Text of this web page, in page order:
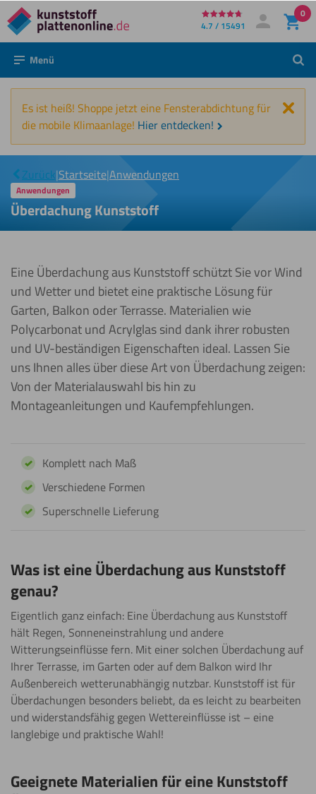
Direkt
zum
Inhalt
4.7 / 15491 Mein Konto
Anmelden
0
Menü
Es ist heiß! Shoppe jetzt eine Fensterabdichtung für
die mobile Klimaanlage! Hier entdecken!
Zurück|Startseite|Anwendungen
Überdachung
Kunststoff
Anwendungen
Überdachung Kunststoff
Eine Überdachung aus Kunststoff schützt Sie vor Wind
und Wetter und bietet eine praktische Lösung für
Garten, Balkon oder Terrasse. Materialien wie
Polycarbonat und Acrylglas sind dank ihrer robusten
und UV-beständigen Eigenschaften ideal. Lassen Sie
uns Ihnen alles über diese Art von Überdachung zeigen:
Von der Materialauswahl bis hin zu
Montageanleitungen und Kaufempfehlungen.
Komplett nach Maß
Verschiedene Formen
Superschnelle Lieferung
Was ist eine Überdachung aus Kunststoff
genau?
Eigentlich ganz einfach: Eine Überdachung aus Kunststoff
hält Regen, Sonneneinstrahlung und andere
Witterungseinflüsse fern. Mit einer solchen Überdachung auf
Ihrer Terrasse, im Garten oder auf dem Balkon wird Ihr
Außenbereich wetterunabhängig nutzbar. Kunststoff ist für
Überdachungen besonders beliebt, da es leicht zu bearbeiten
und widerstandsfähig gegen Wettereinflüsse ist – eine
langlebige und praktische Wahl!
Geeignete Materialien für eine Kunststoff